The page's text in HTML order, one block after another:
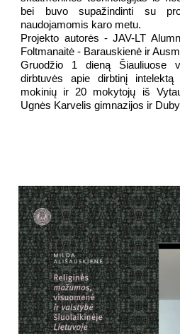
bei buvo supažindinti su
naudojamomis karo metu.
Projekto autorės - JAV-LT
Foltmanaitė - Barauskienė ir
Gruodžio 1 dieną Šiauliuose
dirbtuvės apie dirbtinį
mokinių ir 20 mokytojų iš
Ugnės Karvelis gimnazijos ir